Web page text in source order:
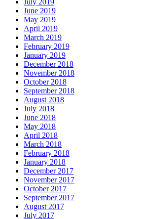
July 2019
June 2019
May 2019
April 2019
March 2019
February 2019
January 2019
December 2018
November 2018
October 2018
September 2018
August 2018
July 2018
June 2018
May 2018
April 2018
March 2018
February 2018
January 2018
December 2017
November 2017
October 2017
September 2017
August 2017
July 2017